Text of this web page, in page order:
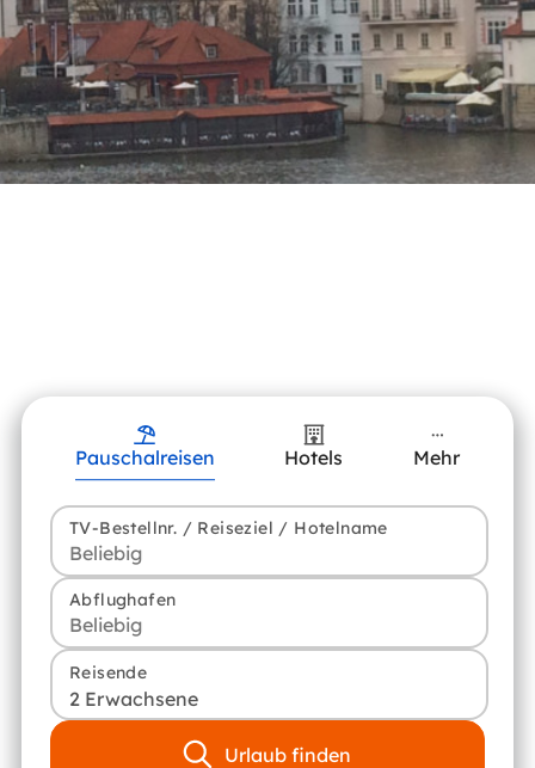
Pauschalreisen Hotels Mehr
TV-Bestellnr. / Reiseziel / Hotelname
Abflughafen
Reisende
2 Erwachsene
Urlaub finden